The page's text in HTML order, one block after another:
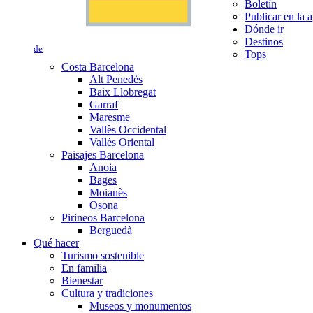
de
Boletín
Publicar en la
Dónde ir
Destinos
Tops
Costa Barcelona
Alt Penedès
Baix Llobregat
Garraf
Maresme
Vallès Occidental
Vallès Oriental
Paisajes Barcelona
Anoia
Bages
Moianès
Osona
Pirineos Barcelona
Berguedà
Qué hacer
Turismo sostenible
En familia
Bienestar
Cultura y tradiciones
Museos y monumentos